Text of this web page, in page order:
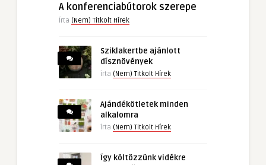
A konferenciabútorok szerepe
Írta (Nem) Titkolt Hírek
Sziklakertbe ajánlott
dísznövények
írta (Nem) Titkolt Hírek
Ajándékötletek minden
alkalomra
írta (Nem) Titkolt Hírek
Így költözzünk vidékre